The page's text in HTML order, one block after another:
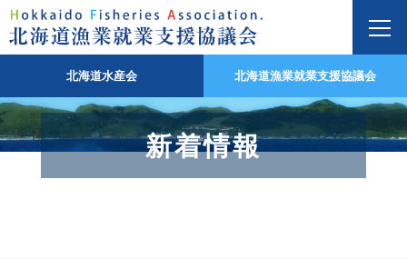
北海道水産会 北海道漁業就業支援協議会
新着情報